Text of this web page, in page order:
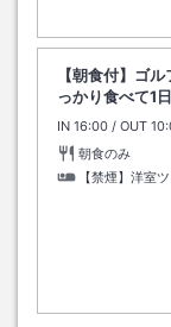
【朝食付】ゴ
っかり食べて1
IN チェックイン
16:00 / OUT チ
朝食のみ
【禁煙】洋室